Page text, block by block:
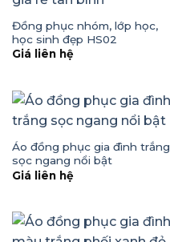
Đồng phục nhóm, lớp học,
học sinh đẹp HS02
Giá liên hệ
Áo đồng phục gia đình trắng
sọc ngang nổi bật
Giá liên hệ